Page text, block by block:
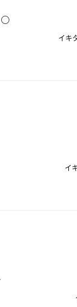
イキ
イ